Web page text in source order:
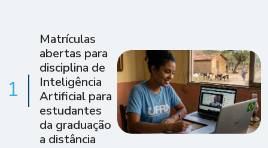
1
Matrículas
abertas para
disciplina de
Inteligência
Artificial para
estudantes
da graduação
a distância